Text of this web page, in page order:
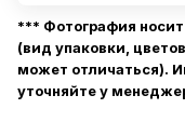
*** Фотография
(вид упаковки,
может отличаться).
уточняйте у